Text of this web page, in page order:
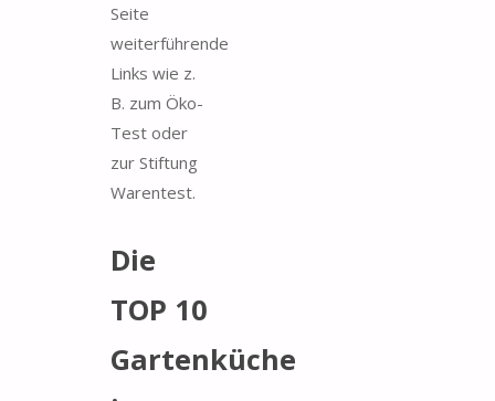
Seite
weiterführende
Links wie z.
B. zum Öko-
Test oder
zur Stiftung
Warentest.
Die
TOP 10
Gartenküche